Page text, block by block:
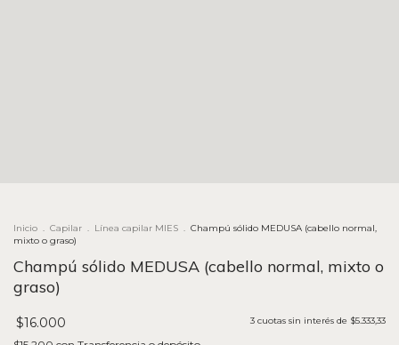
Inicio . Capilar . Línea capilar MIES . Champú sólido MEDUSA (cabello normal,
mixto o graso)
Champú sólido MEDUSA (cabello normal, mixto o
graso)
$16.000 3 cuotas sin interés de $5.333,33